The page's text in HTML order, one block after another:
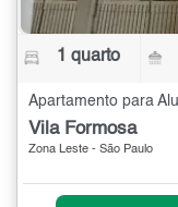
1 quarto
Apartamento para
Vila Formosa
Zona Leste - São Paulo